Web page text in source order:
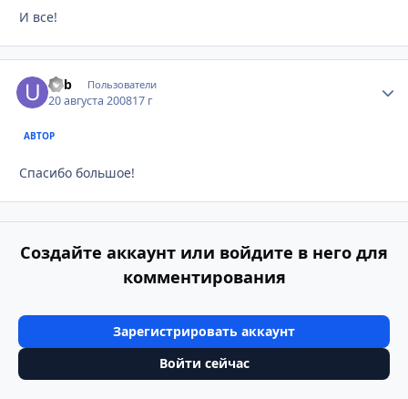
И все!
u4b Пользователи
20 августа 200817 г
АВТОР
Спасибо большое!
Создайте аккаунт или войдите в него для
комментирования
Зарегистрировать аккаунт
Войти сейчас